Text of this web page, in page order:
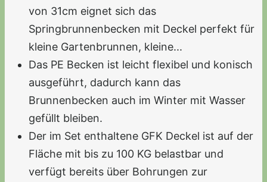
von 31cm eignet sich das
Springbrunnenbecken mit Deckel perfekt für
kleine Gartenbrunnen, kleine...
Das PE Becken ist leicht flexibel und konisch
ausgeführt, dadurch kann das
Brunnenbecken auch im Winter mit Wasser
gefüllt bleiben.
Der im Set enthaltene GFK Deckel ist auf der
Fläche mit bis zu 100 KG belastbar und
verfügt bereits über Bohrungen zur